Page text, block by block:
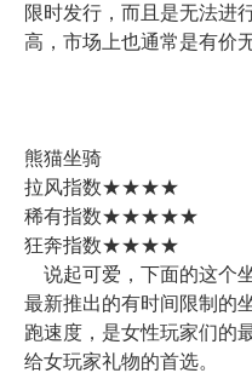
限时发行，而且是无法进
高，市场上也通常是有价无
熊猫坐骑
拉风指数★★★★
稀有指数★★★★★
狂奔指数★★★★
说起可爱，下面的这个
最新推出的有时间限制的
跑速度，是女性玩家们的
给女玩家礼物的首选。